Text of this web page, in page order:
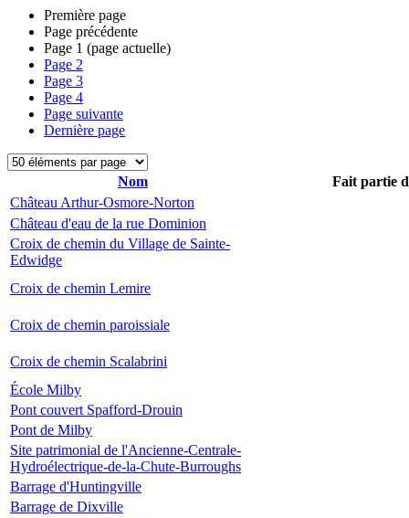
Première page
Page précédente
Page 1 (page actuelle)
Page 2
Page 3
Page 4
Page suivante
Dernière page
Nom
Fait partie
Château Arthur-Osmore-Norton
Château d'eau de la rue Dominion
Croix de chemin du Village de Sainte-
Edwidge
Croix de chemin Lemire
Croix de chemin paroissiale
Croix de chemin Scalabrini
École Milby
Pont couvert Spafford-Drouin
Pont de Milby
Site patrimonial de l'Ancienne-Centrale-
Hydroélectrique-de-la-Chute-Burroughs
Barrage d'Huntingville
Barrage de Dixville